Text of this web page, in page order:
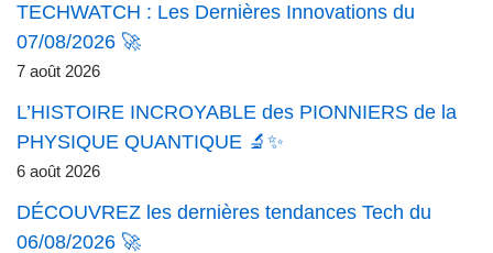
TECHWATCH : Les Dernières Innovations du
07/08/2026 🚀
7 août 2026
L’HISTOIRE INCROYABLE des PIONNIERS de la
PHYSIQUE QUANTIQUE 🔬✨
6 août 2026
DÉCOUVREZ les dernières tendances Tech du
06/08/2026 🚀